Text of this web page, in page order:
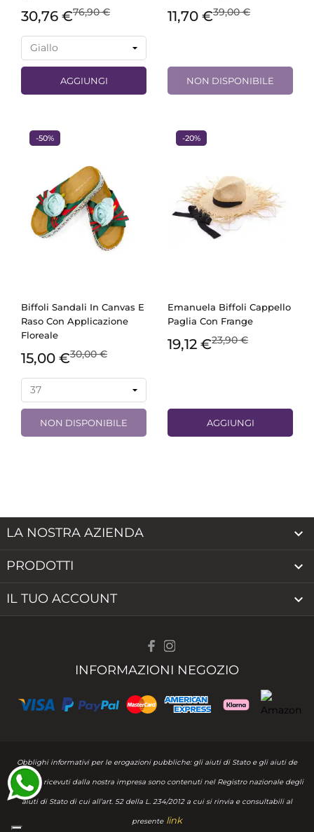
30,76 €76,90 €
AGGIUNGI
11,70 €39,00 €
NON DISPONIBILE
Biffoli Sandali In Canvas E
Raso Con Applicazione
Floreale
15,00 €30,00 €
NON DISPONIBILE
-50%
Emanuela Biffoli Cappello
Paglia Con Frange
19,12 €23,90 €
AGGIUNGI
-20%
LA NOSTRA AZIENDA 
PRODOTTI 
IL TUO ACCOUNT 
INFORMAZIONI NEGOZIO
Obblighi informativi per le erogazioni pubbliche: gli aiuti di Stato e gli aiuti de
minimis ricevuti dalla nostra impresa sono contenuti nel Registro nazionale degli
aiuti di Stato di cui all’art. 52 della L. 234/2012 a cui si rinvia e consultabili al
presente link